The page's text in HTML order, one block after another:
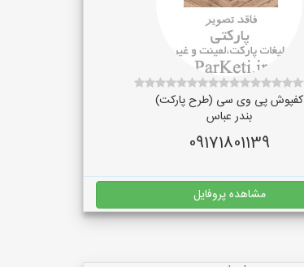
کفپوش پی وی سی (طرح پارکت)
بندر عباس
09171801139
مشاهده پروفایل